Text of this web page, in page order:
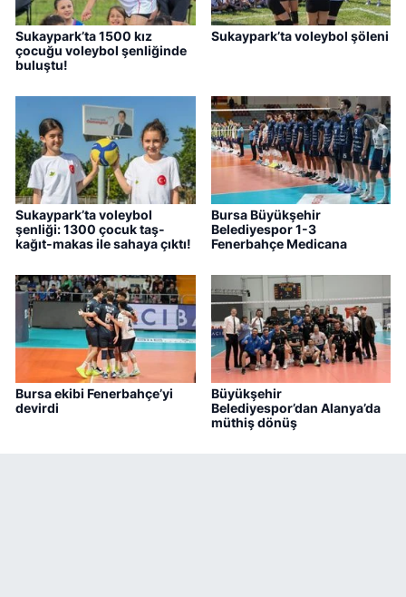
Sukaypark’ta 1500 kız
çocuğu voleybol şenliğinde
buluştu!
Sukaypark’ta voleybol şöleni
Sukaypark’ta voleybol
şenliği: 1300 çocuk taş-
kağıt-makas ile sahaya çıktı!
Bursa Büyükşehir
Belediyespor 1-3
Fenerbahçe Medicana
Bursa ekibi Fenerbahçe’yi
devirdi
Büyükşehir
Belediyespor’dan Alanya’da
müthiş dönüş